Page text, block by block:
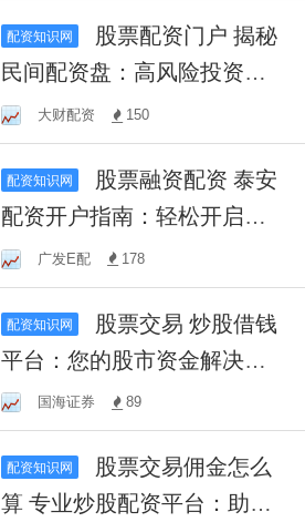
配资知识网
民间配资盘：高风险投资背
后的利益与陷阱
大财配资 150
配资知识网
配资开户指南：轻松开启股
市投资新篇章，实现财富增
值梦想！
广发E配 178
配资知识网
平台：您的股市资金解决方
案
国海证券 89
配资知识网
算 专业炒股配资平台：助您